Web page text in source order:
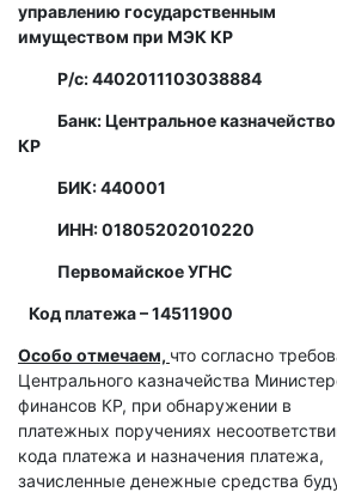
управлению государственным
имуществом при МЭК КР
Р/с: 4402011103038884
Банк: Центральное
КР
БИК: 440001
ИНН: 01805202010220
Первомайское УГНС
Код платежа – 14511900
Особо отмечаем, что согласно
Центрального казначейства
финансов КР, при обнаружении в
платежных поручениях
кода платежа и назначения платежа,
зачисленные денежные средства